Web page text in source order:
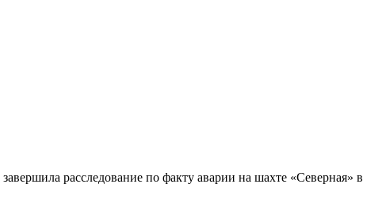
расследование по факту аварии на шахте «Северная» в